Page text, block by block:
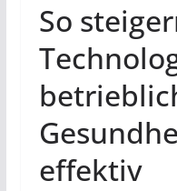
So
effektiv